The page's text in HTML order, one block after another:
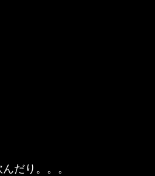
だり。。。